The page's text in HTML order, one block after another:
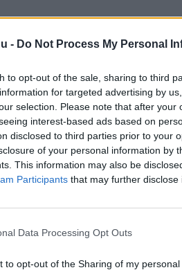
- Do Not Process My Personal
to opt-out of the sale, sharing to third
for targeted advertising by
selection. Please note that after
interest-based ads based on
disclosed to third parties prior to your
of your personal information by
This information may also be
Participants that may further disclose
Data Processing Opt Outs
to opt-out of the Sharing of my personal